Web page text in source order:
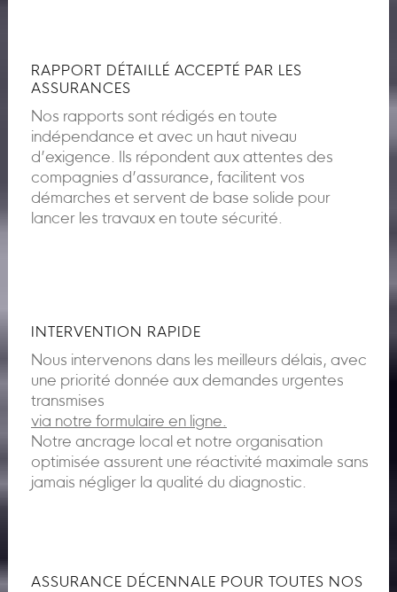
RAPPORT DÉTAILLÉ ACCEPTÉ PAR LES
ASSURANCES
Nos rapports sont rédigés en toute
indépendance et avec un haut niveau
d’exigence. Ils répondent aux attentes des
compagnies d’assurance, facilitent vos
démarches et servent de base solide pour
lancer les travaux en toute sécurité.
INTERVENTION RAPIDE
Nous intervenons dans les meilleurs délais, avec
une priorité donnée aux demandes urgentes
transmises
via notre formulaire en ligne.
Notre ancrage local et notre organisation
optimisée assurent une réactivité maximale sans
jamais négliger la qualité du diagnostic.
ASSURANCE DÉCENNALE POUR TOUTES NOS